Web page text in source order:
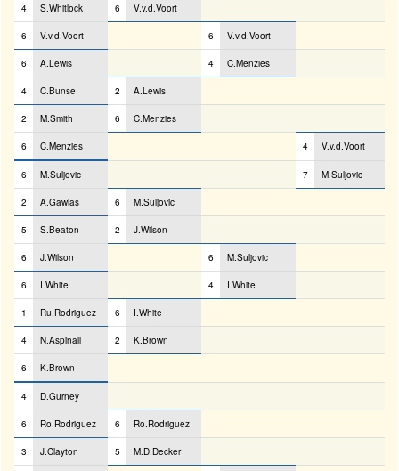
4 S.Whitlock 6 V.v.d.Voort
6 V.v.d.Voort 6 V.v.d.Voort
6 A.Lewis 4 C.Menzies
4 C.Bunse 2 A.Lewis
2 M.Smith 6 C.Menzies
6 C.Menzies 4 V.v.d.Voort
6 M.Suljovic 7 M.Suljovic
2 A.Gawlas 6 M.Suljovic
5 S.Beaton 2 J.Wilson
6 J.Wilson 6 M.Suljovic
6 I.White 4 I.White
1 Ru.Rodriguez 6 I.White
4 N.Aspinall 2 K.Brown
6 K.Brown
4 D.Gurney
6 Ro.Rodriguez 6 Ro.Rodriguez
3 J.Clayton 5 M.D.Decker